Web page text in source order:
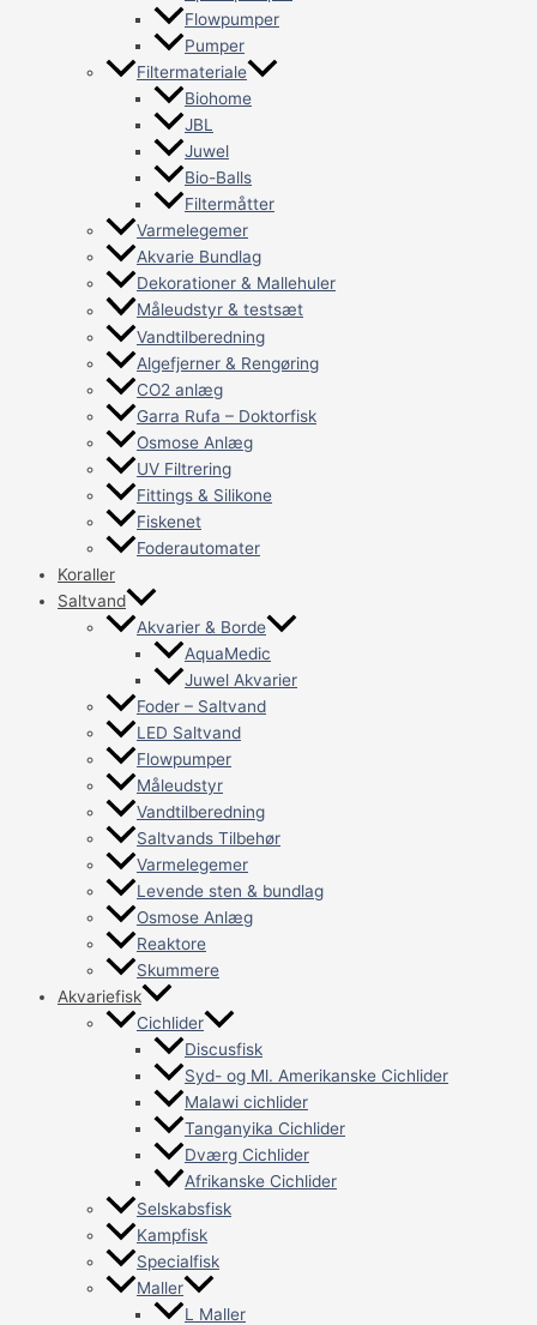
Flowpumper
Pumper
Filtermateriale
Biohome
JBL
Juwel
Bio-Balls
Filtermåtter
Varmelegemer
Akvarie Bundlag
Dekorationer & Mallehuler
Måleudstyr & testsæt
Vandtilberedning
Algefjerner & Rengøring
CO2 anlæg
Garra Rufa – Doktorfisk
Osmose Anlæg
UV Filtrering
Fittings & Silikone
Fiskenet
Foderautomater
Koraller
Saltvand
Akvarier & Borde
AquaMedic
Juwel Akvarier
Foder – Saltvand
LED Saltvand
Flowpumper
Måleudstyr
Vandtilberedning
Saltvands Tilbehør
Varmelegemer
Levende sten & bundlag
Osmose Anlæg
Reaktore
Skummere
Akvariefisk
Cichlider
Discusfisk
Syd- og Ml. Amerikanske Cichlider
Malawi cichlider
Tanganyika Cichlider
Dværg Cichlider
Afrikanske Cichlider
Selskabsfisk
Kampfisk
Specialfisk
Maller
L Maller